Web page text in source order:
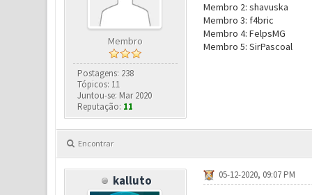
Membro
Postagens: 238
Tópicos: 11
Juntou-se: Mar 2020
Reputação: 11
Membro 2: shavuska
Membro 3: f4bric
Membro 4: FelpsMG
Membro 5: SirPascoal
Encontrar
kalluto 05-12-2020, 09:07 PM